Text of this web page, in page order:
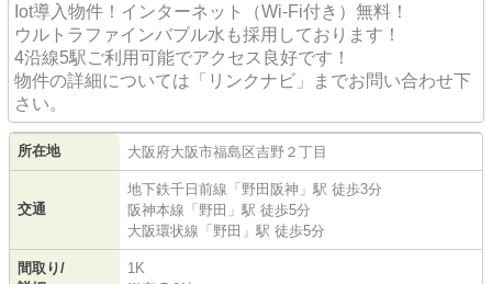
Iot導入物件！インターネット（Wi-Fi付き）無料！
ウルトラファインバブル水も採用しております！
4沿線5駅ご利用可能でアクセス良好です！
物件の詳細については「リンクナビ」までお問い合わせ下
さい。
所在地 大阪府大阪市福島区吉野 ２丁目
交通
地下鉄千日前線 「 野田阪神 」駅 徒歩3分
阪神本線 「 野田 」駅 徒歩5分
大阪環状線 「 野田 」駅 徒歩5分
間取り/
1K